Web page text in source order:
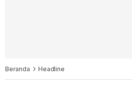
Beranda Headline